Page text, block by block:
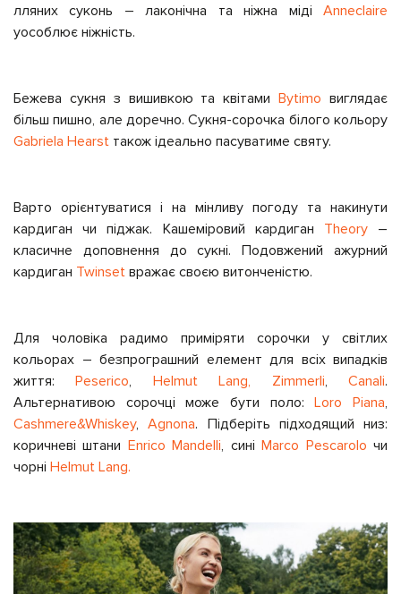
лляних суконь – лаконічна та ніжна міді Anneclaire
уособлює ніжність.
Бежева сукня з вишивкою та квітамиBytimo виглядає
більш пишно, але доречно. Сукня-сорочка білого кольору
Gabriela Hearst також ідеально пасуватиме святу.
Варто орієнтуватися і на мінливу погоду та накинути
кардиган чи піджак. Кашеміровий кардиган Theory–
класичне доповнення до сукні. Подовжений ажурний
кардиган Twinset вражає своєю витонченістю.
Для чоловіка радимо приміряти сорочки у світлих
кольорах – безпрограшний елемент для всіх випадків
життя:Peserico, Helmut Lang, Zimmerli,Canali.
Альтернативою сорочці може бути поло:Loro Piana,
Cashmere&Whiskey,Agnona. Підберіть підходящий низ:
коричневі штани Enrico Mandelli, синіMarco Pescarolo чи
чорні Helmut Lang.